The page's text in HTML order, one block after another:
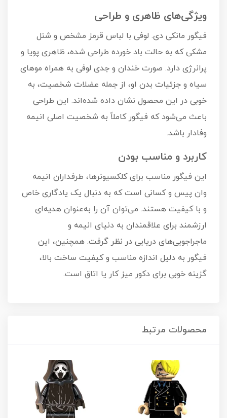
ویژگی‌های ظاهری و طراحی
فیگور مانکی دی. لوفی با لباس قرمز مشخص و شنل
مشکی که به حالت باد خورده طراحی شده، ظاهری پویا و
پرانرژی دارد. صورت خندان و جدی لوفی به همراه موهای
سیاه و جزئیات بدن او، از جمله عضلات شخصیت، به
خوبی در این محصول نشان داده شده‌اند. این طراحی
باعث می‌شود که فیگور کاملاً به شخصیت اصلی انیمه
وفادار باشد.
کاربرد و مناسب بودن
این فیگور مناسب برای کلکسیونرها، طرفداران انیمه
وان پیس و کسانی است که به دنبال یک یادگاری خاص
و با کیفیت هستند. می‌توان آن را به‌عنوان هدیه‌ای
ارزشمند برای علاقمندان به دنیای انیمه و
ماجراجویی‌های دریایی در نظر گرفت. همچنین، این
فیگور به دلیل اندازه مناسب و کیفیت ساخت بالا،
گزینه خوبی برای دکور میز کار یا اتاق است.
محصولات مرتبط